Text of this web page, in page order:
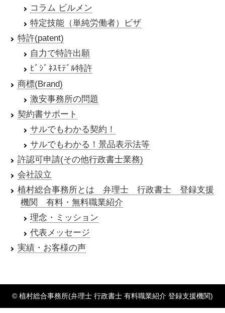
コラム ビルメン
特定技能（単純労働者）ビザ
特許(patent)
自力で特許出願
ﾋﾞｼﾞﾈｽﾓﾃﾞﾙ特許
商標(Brand)
激安事務所の問題
契約書サポート
サルでもわかる契約！
サルでもわかる！景品表示法等
許認可申請(その他行政書士業務)
会社設立
植村総合事務所とは 弁理士 行政書士 登録支援
機関 有料・無料職業紹介
理念・ミッション
代表メッセージ
実績・お客様の声
© 植村総合事務所(弁理士 行政書士 有料職業紹介 登録支援機関)